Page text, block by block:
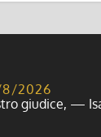
2026
giudice, —